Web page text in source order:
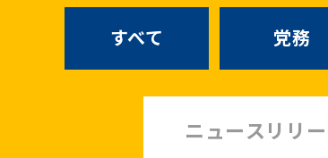
5. 正直な政治をつらぬく
政策各論インデックス
医療制度改革
就職氷河期世代政策
中小企業・非正規賃上げ応援10策
すべて 党務